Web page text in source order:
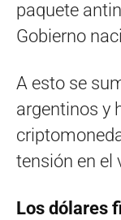
paquete
Gobierno
A esto se
argentinos y
tensión en el
Los dólares